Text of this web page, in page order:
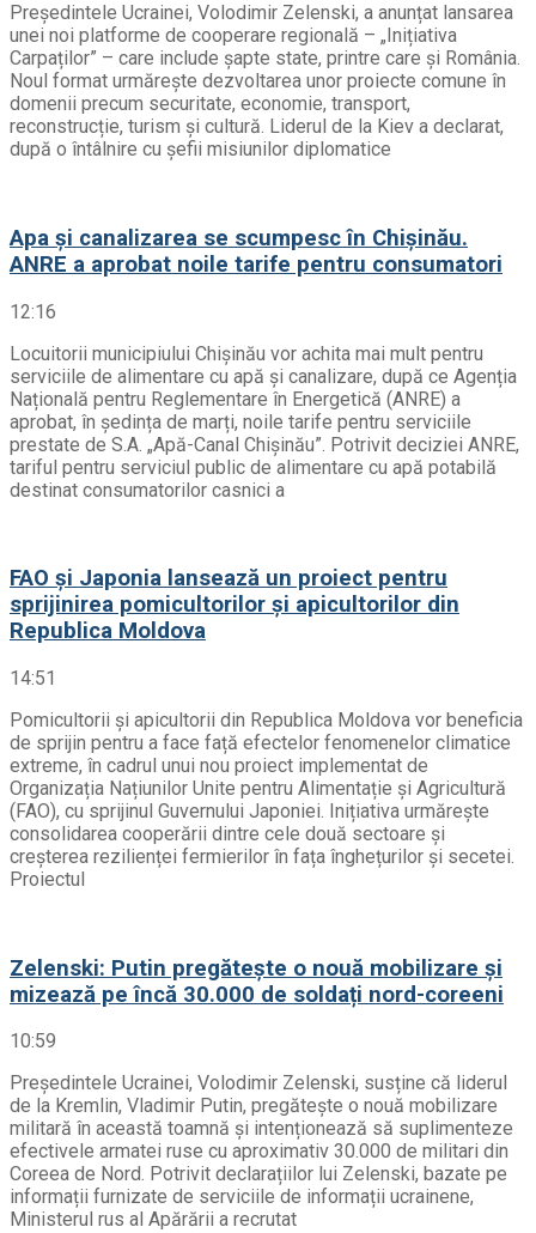
Președintele Ucrainei, Volodimir Zelenski, a anunțat lansarea
unei noi platforme de cooperare regională – „Inițiativa
Carpaților” – care include șapte state, printre care și România.
Noul format urmărește dezvoltarea unor proiecte comune în
domenii precum securitate, economie, transport,
reconstrucție, turism și cultură. Liderul de la Kiev a declarat,
după o întâlnire cu șefii misiunilor diplomatice
Apa și canalizarea se scumpesc în Chișinău.
ANRE a aprobat noile tarife pentru consumatori
12:16
Locuitorii municipiului Chișinău vor achita mai mult pentru
serviciile de alimentare cu apă și canalizare, după ce Agenția
Națională pentru Reglementare în Energetică (ANRE) a
aprobat, în ședința de marți, noile tarife pentru serviciile
prestate de S.A. „Apă-Canal Chișinău”. Potrivit deciziei ANRE,
tariful pentru serviciul public de alimentare cu apă potabilă
destinat consumatorilor casnici a
FAO și Japonia lansează un proiect pentru
sprijinirea pomicultorilor și apicultorilor din
Republica Moldova
14:51
Pomicultorii și apicultorii din Republica Moldova vor beneficia
de sprijin pentru a face față efectelor fenomenelor climatice
extreme, în cadrul unui nou proiect implementat de
Organizația Națiunilor Unite pentru Alimentație și Agricultură
(FAO), cu sprijinul Guvernului Japoniei. Inițiativa urmărește
consolidarea cooperării dintre cele două sectoare și
creșterea rezilienței fermierilor în fața înghețurilor și secetei.
Proiectul
Zelenski: Putin pregătește o nouă mobilizare și
mizează pe încă 30.000 de soldați nord-coreeni
10:59
Președintele Ucrainei, Volodimir Zelenski, susține că liderul
de la Kremlin, Vladimir Putin, pregătește o nouă mobilizare
militară în această toamnă și intenționează să suplimenteze
efectivele armatei ruse cu aproximativ 30.000 de militari din
Coreea de Nord. Potrivit declarațiilor lui Zelenski, bazate pe
informații furnizate de serviciile de informații ucrainene,
Ministerul rus al Apărării a recrutat